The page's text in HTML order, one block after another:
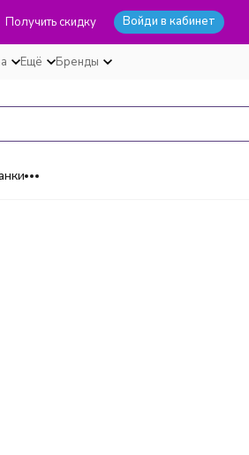
Получить скидку Войди в кабинет
Ещё Бренды